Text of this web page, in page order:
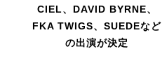
CIEL、DAVID BYRNE、
FKA TWIGS、SUEDEなど
の出演が決定